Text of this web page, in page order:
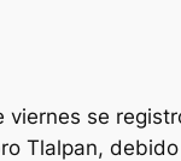
viernes se
Tlalpan,